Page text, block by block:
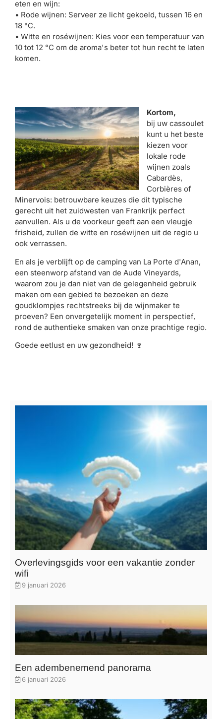
eten en wijn:
• Rode wijnen: Serveer ze licht gekoeld, tussen 16 en
18 °C.
• Witte en roséwijnen: Kies voor een temperatuur van
10 tot 12 °C om de aroma's beter tot hun recht te laten
komen.
Kortom,
bij uw cassoulet
kunt u het beste
kiezen voor
lokale rode
wijnen zoals
Cabardès,
Corbières of
Minervois: betrouwbare keuzes die dit typische
gerecht uit het zuidwesten van Frankrijk perfect
aanvullen. Als u de voorkeur geeft aan een vleugje
frisheid, zullen de witte en roséwijnen uit de regio u
ook verrassen.
En als je verblijft op de camping van La Porte d'Anan,
een steenworp afstand van de Aude Vineyards,
waarom zou je dan niet van de gelegenheid gebruik
maken om een ​​gebied te bezoeken en deze
goudklompjes rechtstreeks bij de wijnmaker te
proeven? Een onvergetelijk moment in perspectief,
rond de authentieke smaken van onze prachtige regio.
Goede eetlust en uw gezondheid! 🍷
Overlevingsgids voor een vakantie zonder
wifi
9 januari 2026
Een adembenemend panorama
6 januari 2026